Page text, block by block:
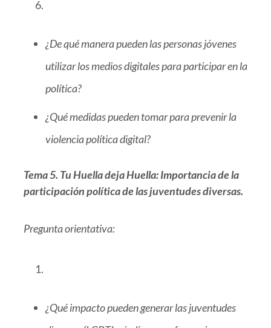
¿De qué manera pueden las personas jóvenes
utilizar los medios digitales para participar en la
política?
¿Qué medidas pueden tomar para prevenir la
violencia política digital?
Tema 5. Tu Huella deja Huella: Importancia de la
participación política de las juventudes diversas.
Pregunta orientativa:
¿Qué impacto pueden generar las juventudes